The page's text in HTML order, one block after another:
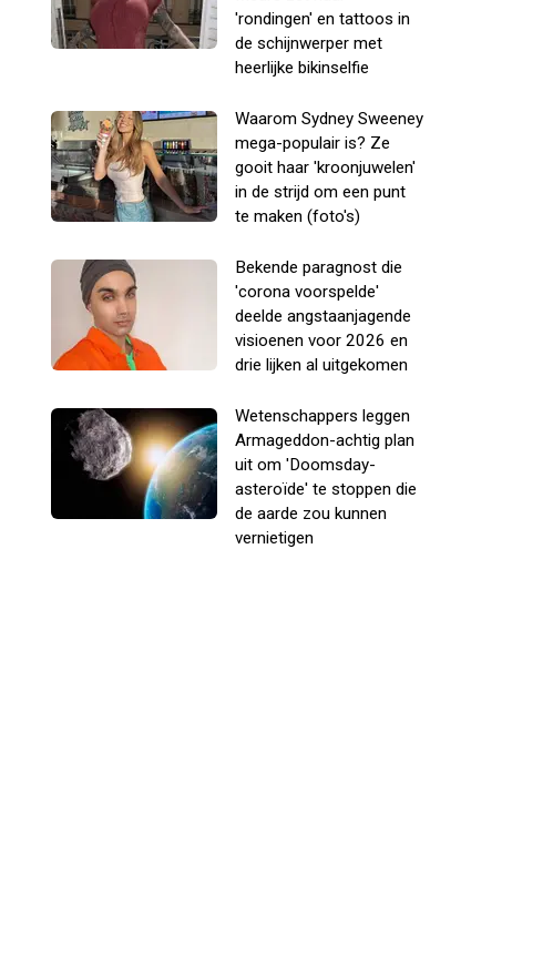
'rondingen' en tattoos in
de schijnwerper met
heerlijke bikinselfie
Waarom Sydney Sweeney
mega-populair is? Ze
gooit haar 'kroonjuwelen'
in de strijd om een punt
te maken (foto's)
Bekende paragnost die
'corona voorspelde'
deelde angstaanjagende
visioenen voor 2026 en
drie lijken al uitgekomen
Wetenschappers leggen
Armageddon-achtig plan
uit om 'Doomsday-
asteroïde' te stoppen die
de aarde zou kunnen
vernietigen